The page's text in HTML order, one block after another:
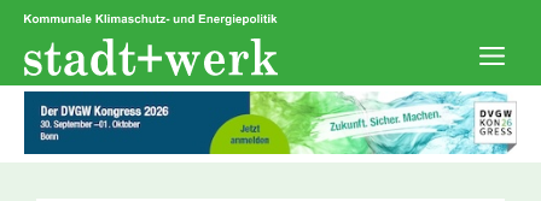
Zum
springen